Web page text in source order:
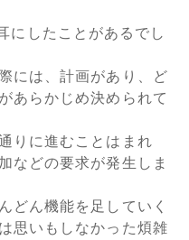
にしたことがあるでし
には、計画があり、ど
あらかじめ決められて
りに進むことはまれ
などの要求が発生しま
どん機能を足していく
思いもしなかった煩雑